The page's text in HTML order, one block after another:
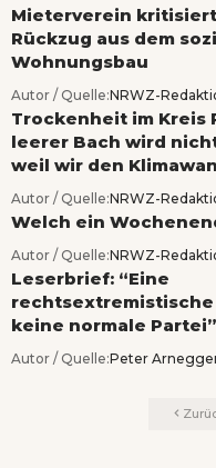
Mieterverein
Rückzug aus dem
Wohnungsbau
Autor / Quelle:NRWZ-
Trockenheit im Kreis
leerer Bach wird
weil wir den
Autor / Quelle:NRWZ-
Welch ein
Autor / Quelle:NRWZ-
Leserbrief: “Eine
keine normale Partei”
Autor / Quelle:Peter